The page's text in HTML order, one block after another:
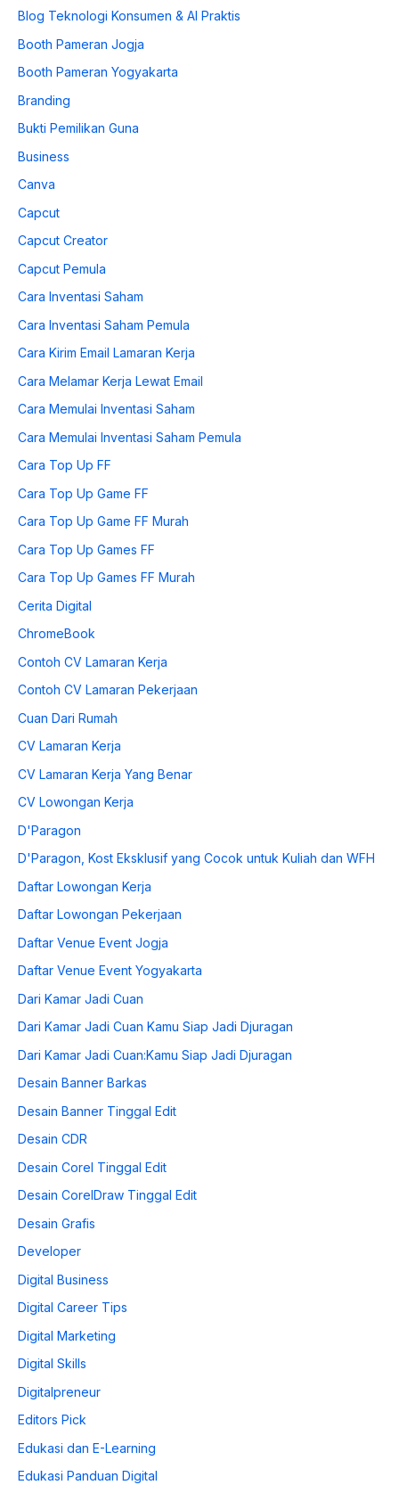
Blog Teknologi Konsumen & AI Praktis
Booth Pameran Jogja
Booth Pameran Yogyakarta
Branding
Bukti Pemilikan Guna
Business
Canva
Capcut
Capcut Creator
Capcut Pemula
Cara Inventasi Saham
Cara Inventasi Saham Pemula
Cara Kirim Email Lamaran Kerja
Cara Melamar Kerja Lewat Email
Cara Memulai Inventasi Saham
Cara Memulai Inventasi Saham Pemula
Cara Top Up FF
Cara Top Up Game FF
Cara Top Up Game FF Murah
Cara Top Up Games FF
Cara Top Up Games FF Murah
Cerita Digital
ChromeBook
Contoh CV Lamaran Kerja
Contoh CV Lamaran Pekerjaan
Cuan Dari Rumah
CV Lamaran Kerja
CV Lamaran Kerja Yang Benar
CV Lowongan Kerja
D'Paragon
D'Paragon, Kost Eksklusif yang Cocok untuk Kuliah dan WFH
Daftar Lowongan Kerja
Daftar Lowongan Pekerjaan
Daftar Venue Event Jogja
Daftar Venue Event Yogyakarta
Dari Kamar Jadi Cuan
Dari Kamar Jadi Cuan Kamu Siap Jadi Djuragan
Dari Kamar Jadi Cuan:Kamu Siap Jadi Djuragan
Desain Banner Barkas
Desain Banner Tinggal Edit
Desain CDR
Desain Corel Tinggal Edit
Desain CorelDraw Tinggal Edit
Desain Grafis
Developer
Digital Business
Digital Career Tips
Digital Marketing
Digital Skills
Digitalpreneur
Editors Pick
Edukasi dan E-Learning
Edukasi Panduan Digital